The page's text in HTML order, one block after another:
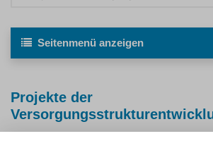
Seitenmenü anzeigen
Projekte der